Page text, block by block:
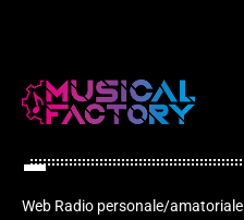
Web Radio personale/amatoriale